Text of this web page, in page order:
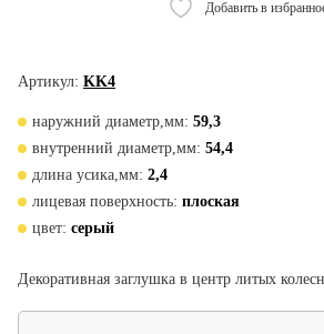
Добавить в
Артикул: KK4
наружний диаметр,мм: 59,3
внутренний диаметр,мм: 54,4
длина усика,мм: 2,4
лицевая поверхность: плоская
цвет: серый
Декоративная заглушка в центр литых